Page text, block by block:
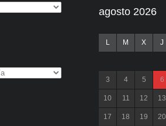
agosto 2026
L M X J
3 4 5 6
10 11 12 13
17 18 19 20